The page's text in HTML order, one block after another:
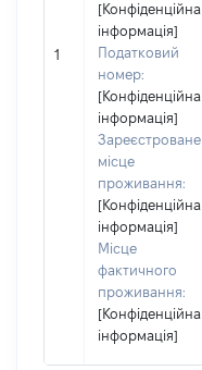
1
[Конфіденційна
інформація]
Податковий
номер:
[Конфіденційна
інформація]
Зареєстроване
місце
проживання:
[Конфіденційна
інформація]
Місце
фактичного
проживання:
[Конфіденційна
інформація]